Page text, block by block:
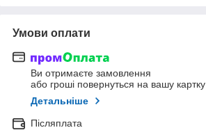
Умови оплати
Ви отримаєте замовлення
або гроші повернуться на вашу картку
Детальніше
Післяплата